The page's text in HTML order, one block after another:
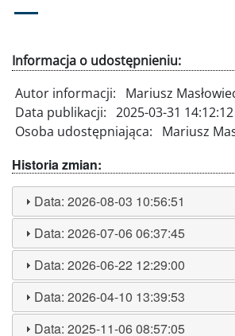
Informacja o udostępnieniu:
Autor informacji:
Mariusz
Data publikacji: 2025-03-31 14:12:12
Osoba udostępniająca:
Mariusz
Historia zmian:
Data:2026-08-03 10:56:51
Data:2026-07-06 06:37:45
Data:2026-06-22 12:29:00
Data:2026-04-10 13:39:53
Data:2025-11-06 08:57:05